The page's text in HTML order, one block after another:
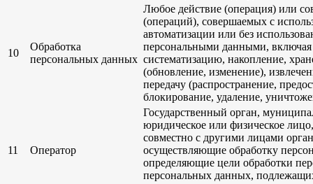
10
Обработка
персональных данных
Любое действие (операция) или
(операций), совершаемых с
автоматизации или без
персональными данными, включая
систематизацию, накопление,
(обновление, изменение),
передачу (распространение,
блокирование, удаление,
11 Оператор
Государственный орган,
юридическое или физическое
совместно с другими лицами
осуществляющие обработку
определяющие цели обработки
персональных данных,